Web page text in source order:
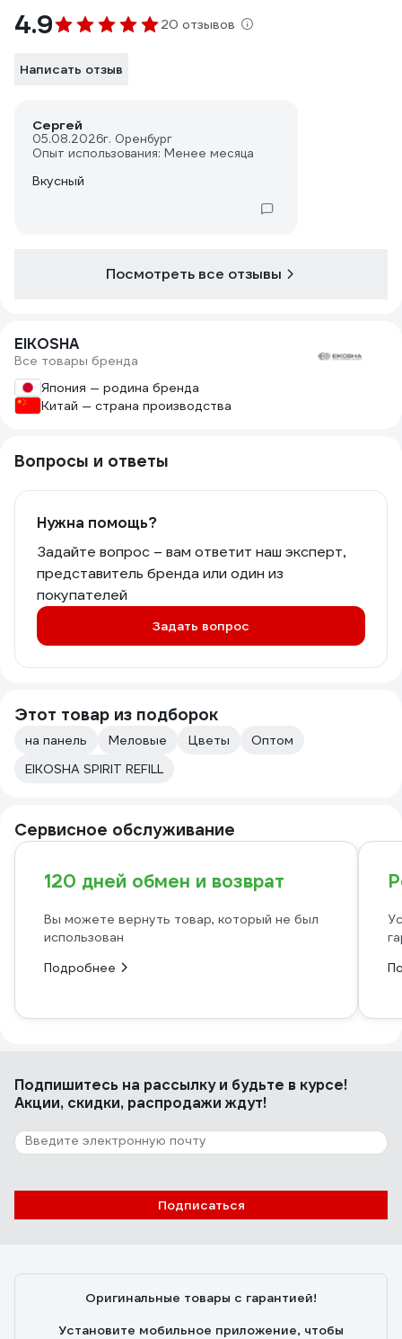
4.9 20 отзывов
Написать отзыв
Сергей
05.08.2026г. Оренбург
Опыт использования: Менее месяца
Вкусный
Посмотреть все отзывы
EIKOSHA
Все товары бренда
Япония — родина бренда
Китай — страна производства
Вопросы и ответы
Нужна помощь?
Задайте вопрос – вам ответит наш эксперт,
представитель бренда или один из
покупателей
Задать вопрос
Этот товар из подборок
на панель Меловые Цветы
Оптом
EIKOSHA SPIRIT REFILL
Сервисное обслуживание
120 дней обмен и возврат
Вы можете вернуть товар, который не был
использован
Подробнее
Подпишитесь на рассылкуи будьте в курсе!
Акции, скидки, распродажи ждут!
Подписаться
Оригинальные товары с гарантией!
Установите мобильное приложение, чтобы